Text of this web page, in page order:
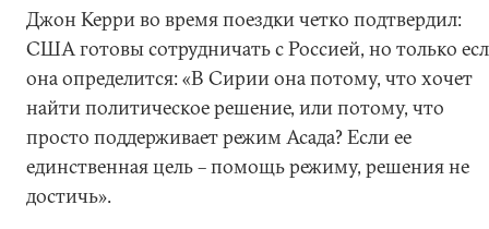
Джон Керри во время поездки четко подтвердил:
США готовы сотрудничать с Россией, но только
она определится: «В Сирии она потому, что хочет
найти политическое решение, или потому, что
просто поддерживает режим Асада? Если ее
единственная цель – помощь режиму, решения не
достичь».